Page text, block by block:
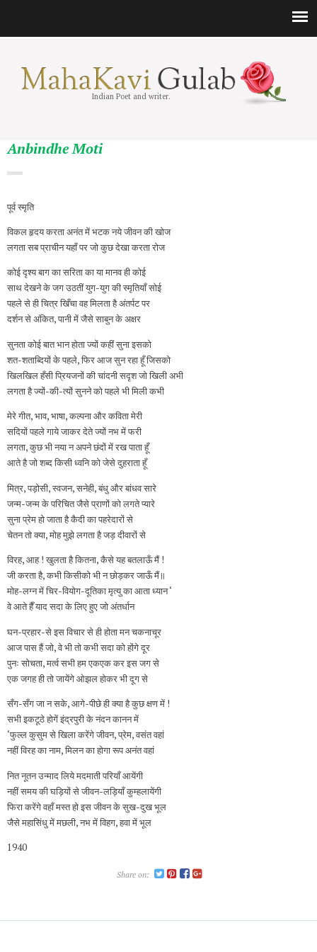
Indian Poet and writer.
Anbindhe Moti
पूर्व स्मृति
विकल हृदय करता अनंत में भटक नये जीवन की खोज
लगता सब प्राचीन यहाँ पर जो कुछ देखा करता रोज
कोई दृश्य बाग का सरिता का या मानव ही कोई
साथ देखने के जग उठतीं युग-युग की स्मृतियाँ सोई
पहले से ही चित्र खिँचा वह मिलता है अंतर्पट पर
दर्शन से अंकित, पानी में जैसे साबुन के अक्षर
सुनता कोई बात भान होता ज्यों कहीं सुना इसको
शत-शताब्दियों के पहले, फिर आज सुन रहा हूँ जिसको
खिलखिल हँसी प्रियजनों की चांदनी सदृश जो खिली अभी
लगता है ज्यों-की-त्यों सुनने को पहले भी मिली कभी
मेरे गीत, भाव, भाषा, कल्पना और कविता मेरी
सदियों पहले गाये जाकर देते ज्यों नभ में फरी
लगता, कुछ भी नया न अपने छंदों में रख पाता हूँ
आते है जो शब्द किसी ध्वनि को जेसे दुहराता हूँ
मित्र, पड़ोसी, स्वजन, सनेही, बंधु और बांधव सारे
जन्म-जन्म के परिचित जैसे प्राणों को लगते प्यारे
सुना प्रेम हो जाता है कैदी का पहरेदारों से
चेतन तो क्‍या, मोह मुझे लगता है जड़ दीवारों से
विरह, आह ! खुलता है कितना, कैसे यह बतलाऊँ मैं !
जी करता है, कभी किसीको भी न छोड़कर जाऊँ मैं॥
मोह-लग्न में चिर-वियोग-दूतिका मृत्यु का आता ध्यान ‘
वे आते हैँ याद सदा के लिए हुए जो अंतर्धान
घन-प्रहार-से इस विचार से ही होता मन चकनाचूर
आज पास हैं जो, वे भी तो कभी सदा को होंगे दूर
पुनः सोचता, मर्त्व सभी हम एकएक कर इस जग से
एक जगह ही तो जायेंगे ओझल होकर भी दूग से
सँग-सँग जा न सके, आगे-पीछे ही क्‍या है कुछ क्षण में !
सभी इकटूठे होगें इंद्रपुरी के नंदन कानन में
‘फुल्ल कुसुम से खिला करेंगे जीवन, प्रेम, वसंत वहां
नहीं विरह का नाम, मिलन का होगा रूप अनंत वहां
नित नूतन उन्माद लिये मदमाती परियाँ आयेंगी
नहीं समय की घड़ियों से जीवन-लड़ियाँ कुम्हलायेंगी
फिरा करेंगे वहाँ मस्त हो इस जीवन के सुख-दुख भूल
जैसे महासिंधु में मछली, नभ में विहग, हवा में भूल
1940
Share on: